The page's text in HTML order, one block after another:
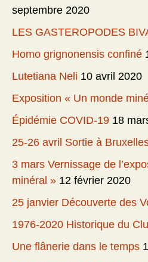
septembre 2020
LES GASTEROPODES
Homo grignonensis confiné
Lutetiana Neli 10 avril 2020
Exposition « Un monde
Épidémie COVID-19 18
25-26 avril Sortie à
3 mars Vernissage de
minéral » 12 février 2020
25 janvier Découverte des
1976-2020 Historique du
Une flânerie dans le temps